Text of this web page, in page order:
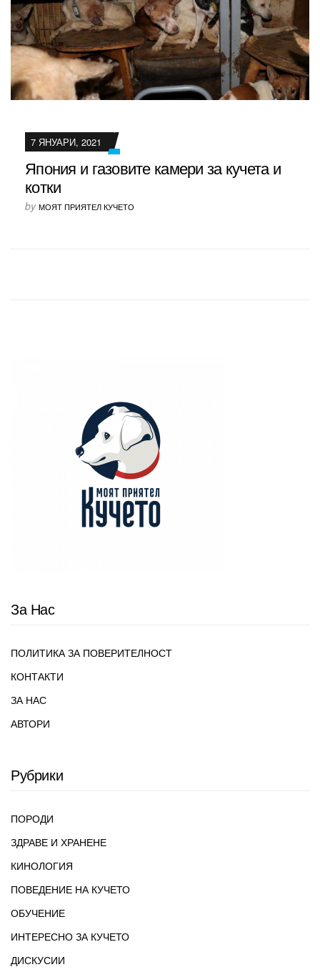
7 ЯНУАРИ, 2021
Япония и газовите камери за кучета и
котки
by МОЯТ ПРИЯТЕЛ КУЧЕТО
За Нас
ПОЛИТИКА ЗА ПОВЕРИТЕЛНОСТ
КОНТАКТИ
ЗА НАС
АВТОРИ
Рубрики
ПОРОДИ
ЗДРАВЕ И ХРАНЕНЕ
КИНОЛОГИЯ
ПОВЕДЕНИЕ НА КУЧЕТО
ОБУЧЕНИЕ
ИНТЕРЕСНО ЗА КУЧЕТО
ДИСКУСИИ